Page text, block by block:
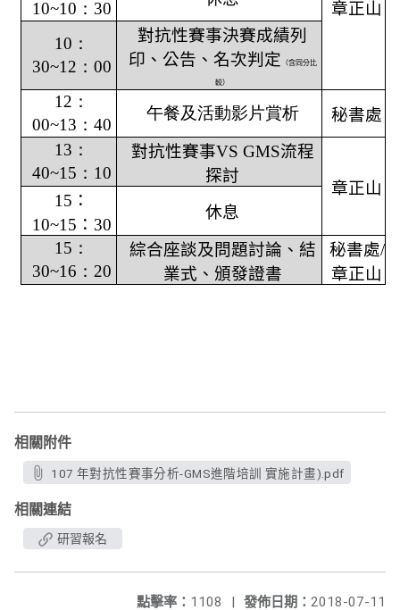
章正山
10~10 ： 30
10 ：
30~12 ： 00
對抗性賽事決賽成績列
印、公告、名次判定 （含同分比
較）
12 ：
00~13 ： 40
午餐及活動影片賞析
秘書處
13 ：
40~15 ： 10
對抗性賽事VS GMS流程
探討
章正山
15 ：
10~15 ： 30
休息
15 ：
30~16 ： 20
綜合座談及問題討論、結
業式、頒發證書
秘書處/
章正山
相關附件
107 年對抗性賽事分析-GMS進階培訓 實施計畫).pdf
相關連結
研習報名
發佈日期： 2018-07-11
點擊率： 1108 |